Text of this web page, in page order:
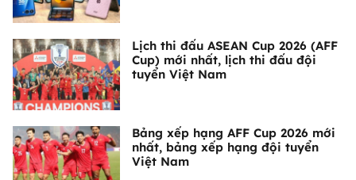
Lịch thi đấu ASEAN Cup 2026 (AFF
Cup) mới nhất, lịch thi đấu đội
tuyển Việt Nam
Bảng xếp hạng AFF Cup 2026 mới
nhất, bảng xếp hạng đội tuyển
Việt Nam